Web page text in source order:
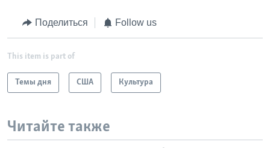
Поделиться Follow us
This item is part of
Темы дня США Культура
Читайте также